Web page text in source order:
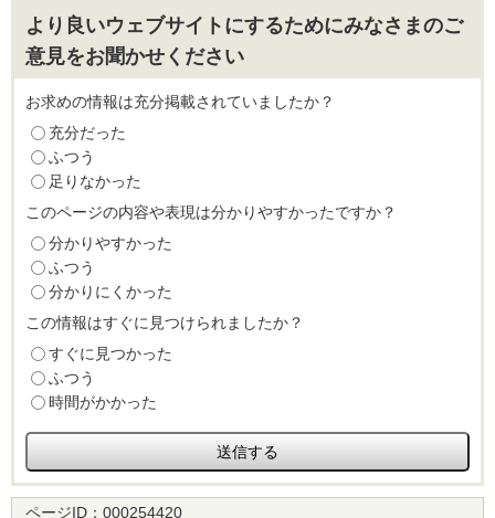
より良いウェブサイトにするためにみなさまのご
意見をお聞かせください
お求めの情報は充分掲載されていましたか？
充分だった
ふつう
足りなかった
このページの内容や表現は分かりやすかったですか？
分かりやすかった
ふつう
分かりにくかった
この情報はすぐに見つけられましたか？
すぐに見つかった
ふつう
時間がかかった
ページID： 000254420